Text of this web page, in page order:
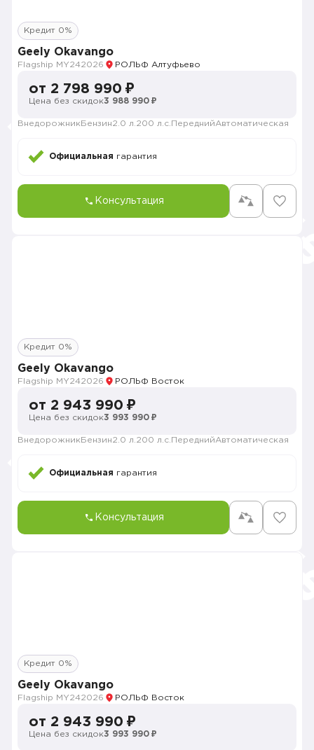
Кредит 0%
Geely Okavango
Flagship MY242026 РОЛЬФ Алтуфьево
от 2 798 990 ₽
Цена без скидок3 988 990 ₽
Внедорожник Бензин2.0 л. 200 л.с. ПереднийАвтоматическая
Официальная гарантия
Консультация
Кредит 0%
Geely Okavango
Flagship MY242026 РОЛЬФ Восток
от 2 943 990 ₽
Цена без скидок3 993 990 ₽
Внедорожник Бензин2.0 л. 200 л.с. ПереднийАвтоматическая
Официальная гарантия
Консультация
Кредит 0%
Geely Okavango
Flagship MY242026 РОЛЬФ Восток
от 2 943 990 ₽
Цена без скидок3 993 990 ₽